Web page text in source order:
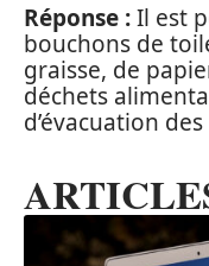
Réponse :Il est
bouchons de
graisse, de
déchets
d’évacuation